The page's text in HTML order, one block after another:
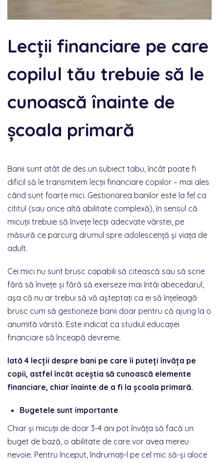
Lecții financiare pe care
copilul tău trebuie să le
cunoască înainte de
școala primară
Banii sunt atât de des un subiect tabu, încât poate fi
dificil să le transmitem lecții financiare copiilor – mai ales
când sunt foarte mici. Gestionarea banilor este la fel ca
cititul (sau orice altă abilitate complexă), în sensul că
micuții trebuie să învețe lecții adecvate vârstei, pe
măsură ce parcurg drumul spre adolescență și viața de
adult.
Cei mici nu sunt brusc capabili să citească sau să scrie
fără să învețe și fără să exerseze mai întâi abecedarul,
așa că nu ar trebui să vă așteptați ca ei să înțeleagă
brusc cum să gestioneze banii doar pentru că ajung la o
anumită vârstă. Este indicat ca studiul educației
financiare să înceapă devreme.
Iată 4 lecții despre bani pe care îi puteți învăța pe
copii, astfel încât aceștia să cunoască elemente
financiare, chiar înainte de a fi la școala primară.
Bugetele sunt importante
Chiar și micuții de doar 3-4 ani pot învăța să facă un
buget de bază, o abilitate de care vor avea mereu
nevoie. Pentru început, îndrumați-l pe cel mic să-și aloce